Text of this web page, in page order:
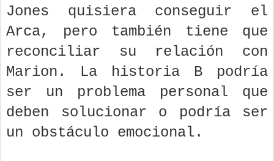
Jones quisiera conseguir el
Arca, pero también tiene que
reconciliar su relación con
Marion. La historia B podría
ser un problema personal que
deben solucionar o podría ser
un obstáculo emocional.